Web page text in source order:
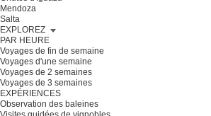
Mendoza
Salta
EXPLOREZ
PAR HEURE
Voyages de fin de semaine
Voyages d'une semaine
Voyages de 2 semaines
Voyages de 3 semaines
EXPÉRIENCES
Observation des baleines